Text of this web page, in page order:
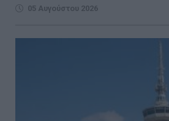
05 Αυγούστου 2026